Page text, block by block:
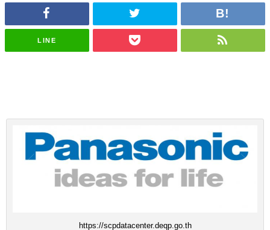
LINE
https://scpdatacenter.deqp.go.th